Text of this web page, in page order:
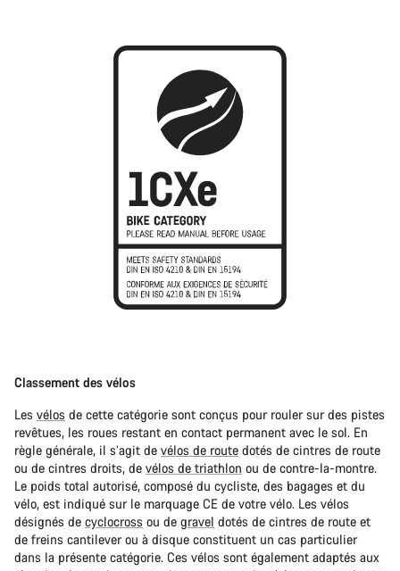
Classement des vélos
Les vélos de cette catégorie sont conçus pour rouler sur des pistes
revêtues, les roues restant en contact permanent avec le sol. En
règle générale, il s’agit de vélos de route dotés de cintres de route
ou de cintres droits, de vélos de triathlon ou de contre-la-montre.
Le poids total autorisé, composé du cycliste, des bagages et du
vélo, est indiqué sur le marquage CE de votre vélo. Les vélos
désignés de cyclocross ou de gravel dotés de cintres de route et
de freins cantilever ou à disque constituent un cas particulier
dans la présente catégorie. Ces vélos sont également adaptés aux